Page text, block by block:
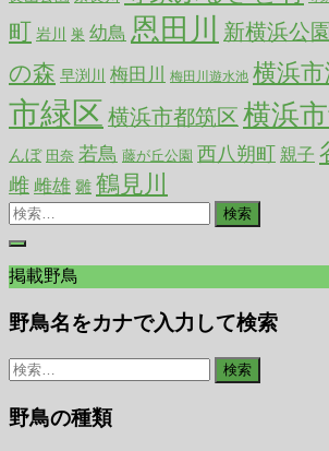
町 岩川 巣 幼鳥 恩田川 新横浜公園
の森 早渕川 梅田川 梅田川遊水池 横浜
市緑区 横浜市都筑区 横浜
んぼ 田奈 若鳥 藤が丘公園 西八朔町 親子
雌 雌雄 雛 鶴見川
検
掲載野鳥
野鳥名をカナで入力して検索
検
野鳥の種類